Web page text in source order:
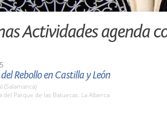
Actividades agenda
Rebollo en Castilla y León
(Salamanca)
del Parque de las Batuecas. La Alberca